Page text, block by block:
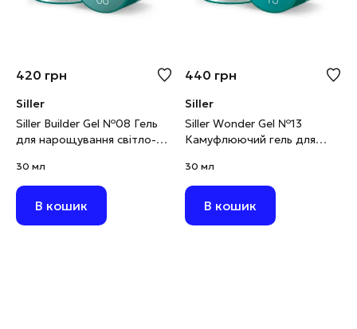
420 грн
Siller
Siller Builder Gel №08 Гель
для нарощування світло-
30 мл
В кошик
440 грн
Siller
Siller Wonder Gel №13
Камуфлюючий гель для
30 мл
30 мл
В кошик